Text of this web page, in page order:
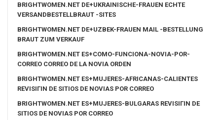
BRIGHTWOMEN.NET DE+UKRAINISCHE-FRAUEN ECHTE
VERSANDBESTELLBRAUT -SITES
BRIGHTWOMEN.NET DE+UZBEK-FRAUEN MAIL -BESTELLUNG
BRAUT ZUM VERKAUF
BRIGHTWOMEN.NET ES+COMO-FUNCIONA-NOVIA-POR-
CORREO CORREO DE LA NOVIA ORDEN
BRIGHTWOMEN.NET ES+MUJERES-AFRICANAS-CALIENTES
REVISIГІN DE SITIOS DE NOVIAS POR CORREO
BRIGHTWOMEN.NET ES+MUJERES-BULGARAS REVISIГІN DE
SITIOS DE NOVIAS POR CORREO